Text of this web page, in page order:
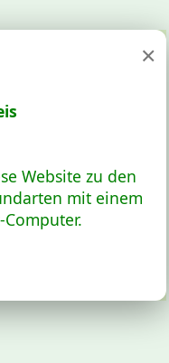
×
Website zu den
mit einem
Computer.